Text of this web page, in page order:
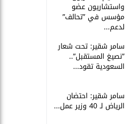
واستشاريون عضو
مؤسس في ”تحالف”
لدعم...
سامر شقير: تحت شعار
”نصيغ المستقبل”..
السعودية تقود...
سامر شقير: احتضان
الرياض لـ 40 وزير عمل...